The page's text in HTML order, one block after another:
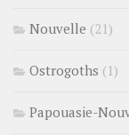
Nouvelle (21)
Ostrogoths (1)
Papouasie-